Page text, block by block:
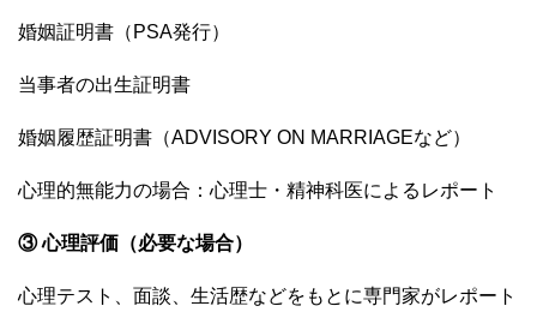
婚姻証明書（PSA発行）
当事者の出生証明書
婚姻履歴証明書（ADVISORY ON MARRIAGEなど）
心理的無能力の場合：心理士・精神科医によるレポート
③ 心理評価（必要な場合）
心理テスト、面談、生活歴などをもとに専門家がレポート